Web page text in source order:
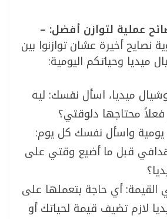
عملية لتوازن أفضل: –
نصايح أخيرة عشان توازنوا بين
ميديا وحياتكم اليومية:
ميديا، اسأل نفسك: ليه
محتاجها دلوقتي؟
واسأل نفسك كل يوم:
قبل ما أضيع وقتي على
القيمة: أي حاجة بتعملها على
لازم تضيف قيمة لحياتك أو